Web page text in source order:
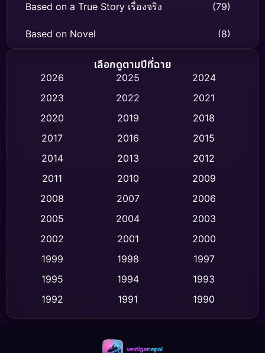
Based on a True Story เรื่องจริง (79)
Based on Novel (8)
Biography ชีวิตจริง
Classic หนังคลาสสิก (47)
Comedy ตลก (454)
Crime อาชญากรรม (532)
Cult Film
Dance เต้น (10)
Detective สืบสวน (62)
เลือกดูตามปีที่ฉาย
2026 2025
2024
2023
2022
2021
2020
2019
2018
2017
2016
2015
2014
2013
2012
2011
2010
2009
2008
2007
2006
2005
2004
2003
2002
2001
2000
1999
1998
1997
1995
1994
1993
1992
1991
1990
1989
1988
1986
1983